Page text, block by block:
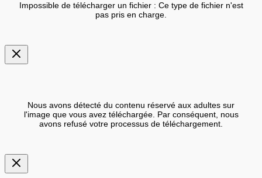
Impossible de télécharger un fichier : Ce type de fichier n'est
pas pris en charge.
Nous avons détecté du contenu réservé aux adultes sur
l'image que vous avez téléchargée. Par conséquent, nous
avons refusé votre processus de téléchargement.